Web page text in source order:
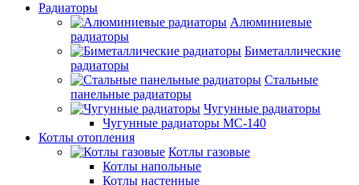
Радиаторы
Алюминиевые
радиаторы
Биметаллические
радиаторы
Стальные
панельные радиаторы
Чугунные радиаторы
Чугунные радиаторы МС-140
Котлы отопления
Котлы газовые
Котлы напольные
Котлы настенные